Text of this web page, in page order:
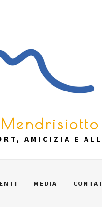
AMICIZIA E
MEDIA